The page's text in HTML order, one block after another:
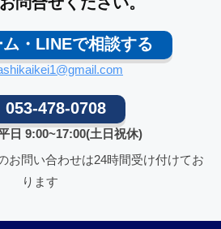
ム・LINEで相談する
053-478-0708
日 9:00~17:00(土日祝休)
お問い合わせは24時間受け付けてお
ります